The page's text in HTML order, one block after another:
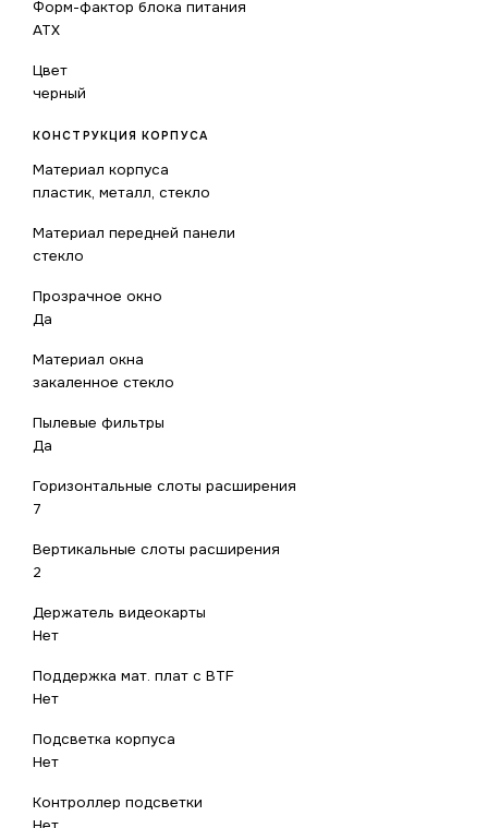
Форм-фактор блока питания
ATX
Цвет
черный
КОНСТРУКЦИЯ КОРПУСА
Материал корпуса
пластик, металл, стекло
Материал передней панели
стекло
Прозрачное окно
Да
Материал окна
закаленное стекло
Пылевые фильтры
Да
Горизонтальные слоты расширения
7
Вертикальные слоты расширения
2
Держатель видеокарты
Нет
Поддержка мат. плат с BTF
Нет
Подсветка корпуса
Нет
Контроллер подсветки